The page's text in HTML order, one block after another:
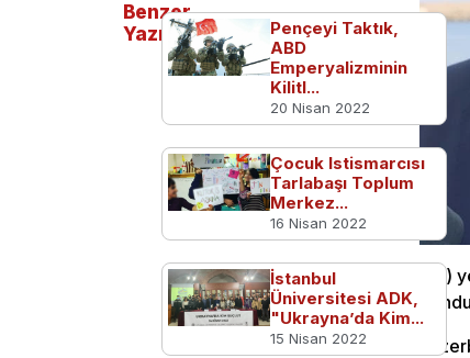
Bayrak Radyo Televizyonu’nda (BRT)
programında değerlendirmelerde
Başbakan Tatar, Ermenistan’ın
Benzer
Yazılar
Pençeyi Taktık,
ABD
Emperyalizminin
Kilitl...
20 Nisan 2022
Çocuk Istismarcısı
Tarlabaşı Toplum
Merkez...
16 Nisan 2022
İstanbul
Üniversitesi ADK,
"Ukrayna’da Kim...
15 Nisan 2022